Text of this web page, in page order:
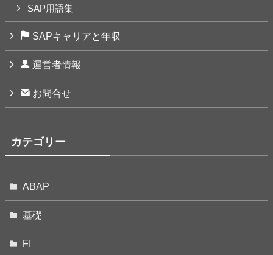
SAP用語集
SAPキャリアと年収
運営者情報
お問合せ
カテゴリー
ABAP
基礎
FI